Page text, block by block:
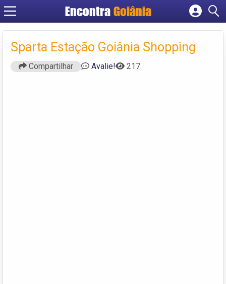
Encontra Goiânia
Cadastrar empresa
Criar conta
Sparta Estação Goiânia Shopping
Compartilhar Avalie! 217